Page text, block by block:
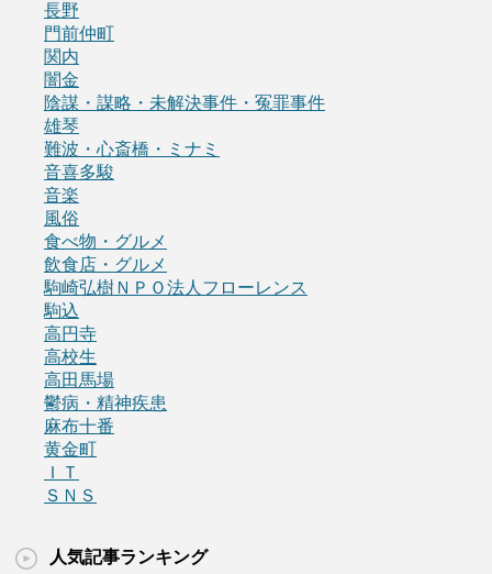
長野
門前仲町
関内
闇金
陰謀・謀略・未解決事件・冤罪事件
雄琴
難波・心斎橋・ミナミ
音喜多駿
音楽
風俗
食べ物・グルメ
飲食店・グルメ
駒崎弘樹ＮＰＯ法人フローレンス
駒込
高円寺
高校生
高田馬場
鬱病・精神疾患
麻布十番
黄金町
ＩＴ
ＳＮＳ
人気記事ランキング